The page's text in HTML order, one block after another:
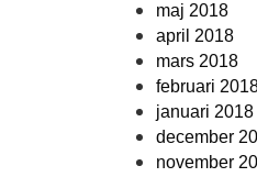
maj 2018
april 2018
mars 2018
februari
januari 2018
december
november